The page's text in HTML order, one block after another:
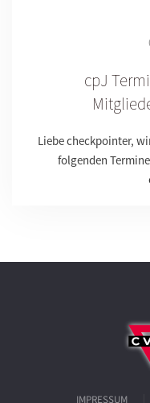
cpJ
Liebe checkpointer,
folgenden
IMPRESSUM